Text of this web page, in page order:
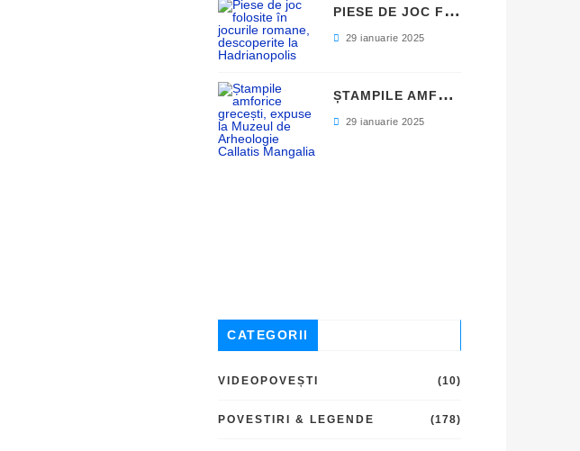
P
IESE DE JOC FOLOSITE ÎN JOCURILE ROMANE, DESCOPERITE LA HADRIANOPOLIS
29 ianuarie 2025
Ș
TAMPILE AMFORICE GRECEȘTI, EXPUSE LA MUZEUL DE ARHEOLOGIE CALLATIS MANGALIA
29 ianuarie 2025
CATEGORII
VIDEOPOVEȘTI (10)
POVESTIRI & LEGENDE (178)